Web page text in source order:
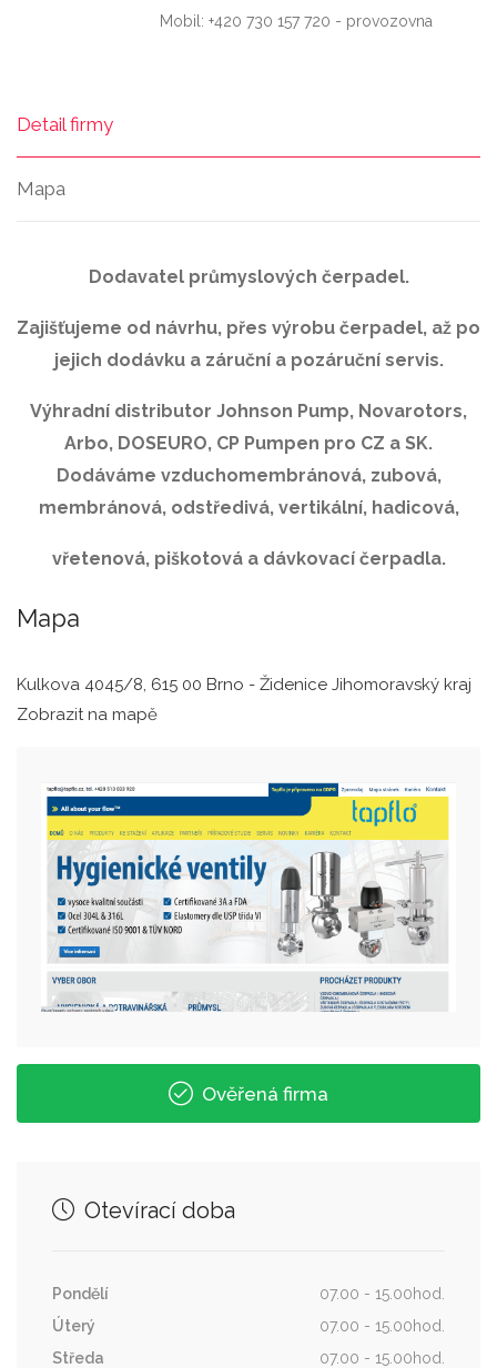
Mobil: +420 730 157 720 - provozovna
Detail firmy
Mapa
Dodavatel průmyslových čerpadel.
Zajišťujeme od návrhu, přes výrobu čerpadel, až po
jejich dodávku a záruční a pozáruční servis.
Výhradní distributor Johnson Pump, Novarotors,
Arbo, DOSEURO, CP Pumpen pro CZ a SK.
Dodáváme vzduchomembránová, zubová,
membránová, odstředivá, vertikální, hadicová,
vřetenová, piškotová a dávkovací čerpadla.
Mapa
Kulkova 4045/8, 615 00 Brno - Židenice Jihomoravský kraj
Zobrazit na mapě
Ověřená firma
Otevírací doba
Pondělí
07.00 - 15.00hod.
Úterý
07.00 - 15.00hod.
Středa
07.00 - 15.00hod.